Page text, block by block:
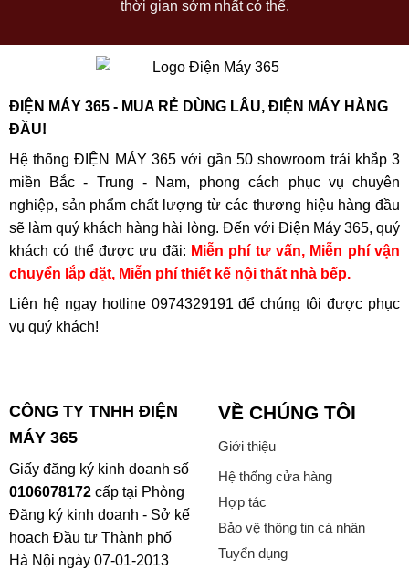
thời gian sớm nhất có thể.
ĐIỆN MÁY 365 - MUA RẺ DÙNG LÂU, ĐIỆN MÁY HÀNG
ĐẦU!
Hệ thống ĐIỆN MÁY 365 với gần 50 showroom trải khắp 3
miền Bắc - Trung - Nam, phong cách phục vụ chuyên
nghiệp, sản phẩm chất lượng từ các thương hiệu hàng đầu
sẽ làm quý khách hàng hài lòng. Đến với Điện Máy 365, quý
khách có thể được ưu đãi: Miễn phí tư vấn, Miễn phí vận
chuyển lắp đặt, Miễn phí thiết kế nội thất nhà bếp.
Liên hệ ngay hotline 0974329191 để chúng tôi được phục
vụ quý khách!
CÔNG TY TNHH ĐIỆN
MÁY 365
Giấy đăng ký kinh doanh số
0106078172cấp tại Phòng
Đăng ký kinh doanh - Sở kế
hoạch Đầu tư Thành phố
Hà Nội ngày 07-01-2013
VỀ CHÚNG TÔI
Giới thiệu
Hệ thống cửa hàng
Hợp tác
Bảo vệ thông tin cá nhân
Tuyển dụng